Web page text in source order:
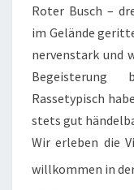
Roter Busch –
im Gelände
nervenstark und
Rassetypisch
stets gut
Wir erleben die
willkommen in